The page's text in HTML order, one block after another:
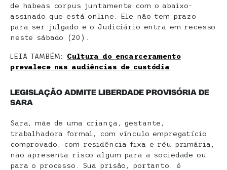
de habeas corpus juntamente com o abaixo-
assinado que está online. Ele não tem prazo
para ser julgado e o Judiciário entra em recesso
neste sábado (20).
LEIA TAMBÉM: Cultura do encarceramento
prevalece nas audiências de custódia
LEGISLAÇÃO ADMITE LIBERDADE PROVISÓRIA DE
SARA
Sara, mãe de uma criança, gestante,
trabalhadora formal, com vínculo empregatício
comprovado, com residência fixa e réu primária,
não apresenta risco algum para a sociedade ou
para o processo. Sua prisão, portanto, é